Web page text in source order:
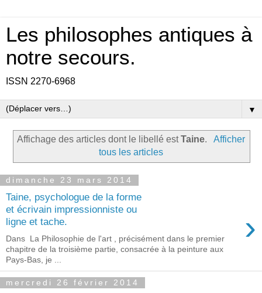
Les philosophes antiques à
notre secours.
ISSN 2270-6968
▼
Affichage des articles dont le libellé estTaine.
Afficher
tous les articles
dimanche 23 mars 2014
Taine, psychologue de la forme
et écrivain impressionniste ou
ligne et tache.
›
Dans La Philosophie de l'art , précisément dans le premier
chapitre de la troisième partie, consacrée à la peinture aux
Pays-Bas, je ...
mercredi 26 février 2014